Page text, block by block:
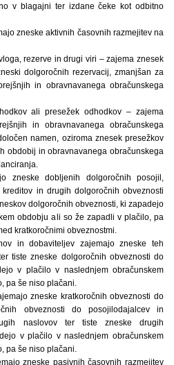
v blagajni ter izdane čeke kot odbitno
zneske aktivnih časovnih razmejitev na
rezerve in drugi viri – zajema znesek
dolgoročnih rezervacij, zmanjšan za
in obravnavanega obračunskega
ali presežek odhodkov – zajema
in obravnavanega obračunskega
namen, oziroma znesek presežkov
obdobij in obravnavanega obračunskega
zneske dobljenih dolgoročnih posojil,
in drugih dolgoročnih obveznosti
dolgoročnih obveznosti, ki zapadejo
obdobju ali so že zapadli v plačilo, pa
kratkoročnimi obveznostmi.
in dobaviteljev zajemajo zneske teh
tiste zneske dolgoročnih obveznosti do
v plačilo v naslednjem obračunskem
pa še niso plačani.
zneske kratkoročnih obveznosti do
obveznosti do posojilodajalcev in
naslovov ter tiste zneske drugih
v plačilo v naslednjem obračunskem
pa še niso plačani.
zneske pasivnih časovnih razmejitev